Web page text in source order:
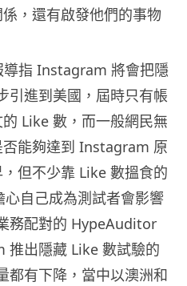
，還有啟發他們的事物
導指 Instagram 將會把隱
引進到美國，屆時只有帳
Like 數，而一般網民無
能夠達到 Instagram 原
但不少靠 Like 數搵食的
自己成為測試者會影響
務配對的 HypeAuditor
出隱藏 Like 數試驗的
都有下降，當中以澳洲和